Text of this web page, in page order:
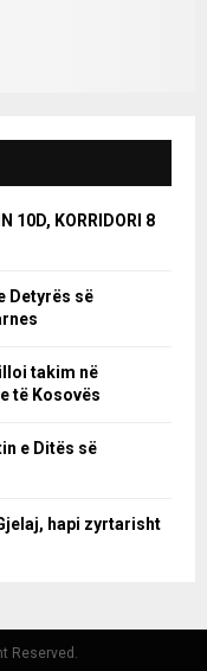
10D, KORRIDORI 8
Detyrës së
takim në
të Kosovës
e Ditës së
hapi zyrtarisht
Reserved.